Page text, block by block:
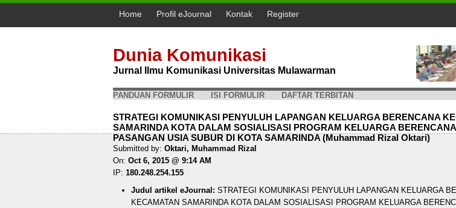
Home Profil eJournal Kontak Register
Dunia Komunikasi
Jurnal Ilmu Komunikasi Universitas Mulawarman
PANDUAN FORMULIR ISI FORMULIR DAFTAR TERBITAN
STRATEGI KOMUNIKASI PENYULUH LAPANGAN KELUARGA BERENCANA
SAMARINDA KOTA DALAM SOSIALISASI PROGRAM KELUARGA
PASANGAN USIA SUBUR DI KOTA SAMARINDA (Muhammad Rizal Oktari)
Submitted by: Oktari, Muhammad Rizal
On: Oct 6, 2015 @ 9:14 AM
IP: 180.248.254.155
Judul artikel eJournal: STRATEGI KOMUNIKASI PENYULUH LAPANGAN KELUARGA
KECAMATAN SAMARINDA KOTA DALAM SOSIALISASI PROGRAM KELUARGA